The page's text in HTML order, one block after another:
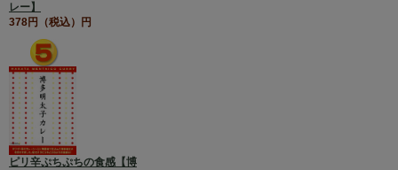
レー】
378円（税込）円
ピリ辛ぷちぷちの食感【博